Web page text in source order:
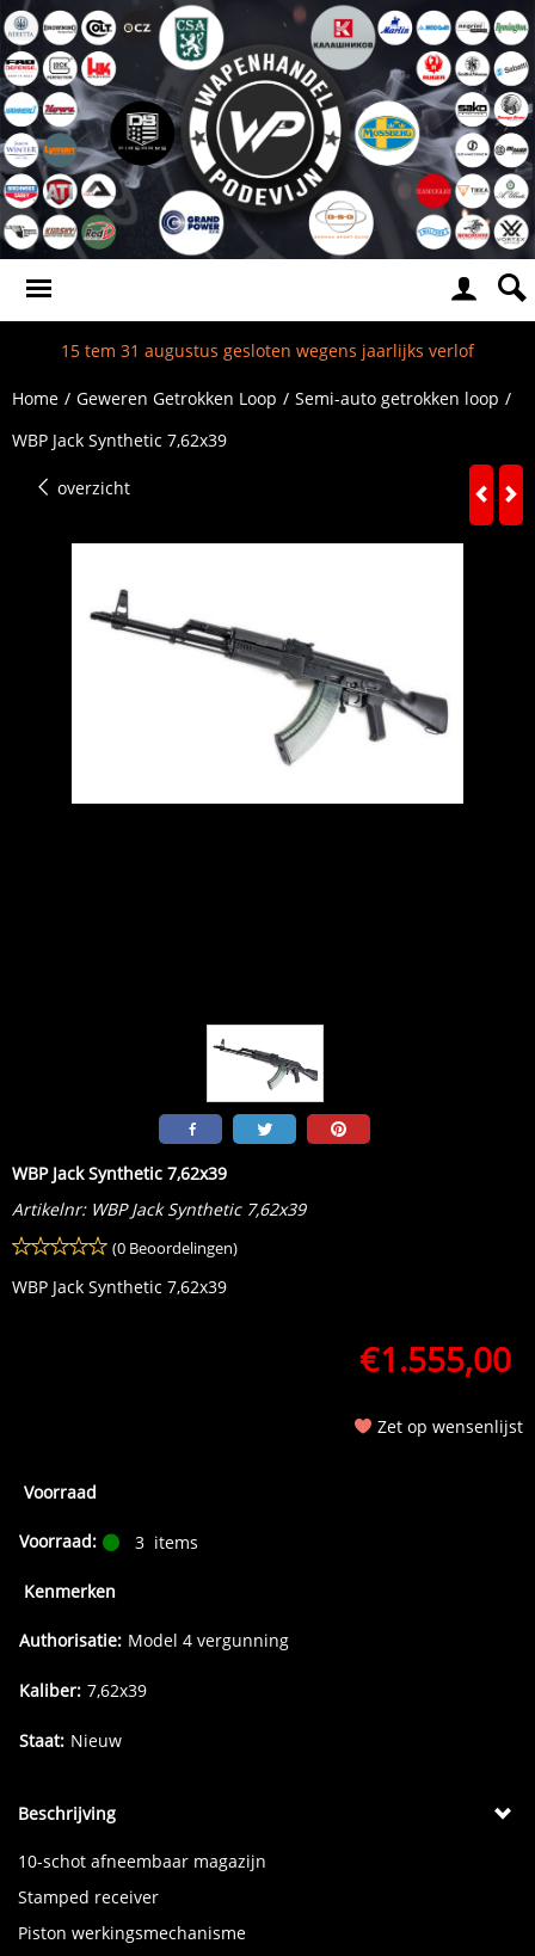
15 tem 31 augustus gesloten wegens jaarlijks verlof
Home / Geweren Getrokken Loop / Semi-auto getrokken loop /
WBP Jack Synthetic 7,62x39
overzicht
WBP Jack Synthetic 7,62x39
Artikelnr: WBP Jack Synthetic 7,62x39
(0 Beoordelingen)
WBP Jack Synthetic 7,62x39
€1.555,00
Zet op wensenlijst
Voorraad
Voorraad: 3 items
Kenmerken
Authorisatie: Model 4 vergunning
Kaliber: 7,62x39
Staat: Nieuw
Beschrijving
10-schot afneembaar magazijn
Stamped receiver
Piston werkingsmechanisme